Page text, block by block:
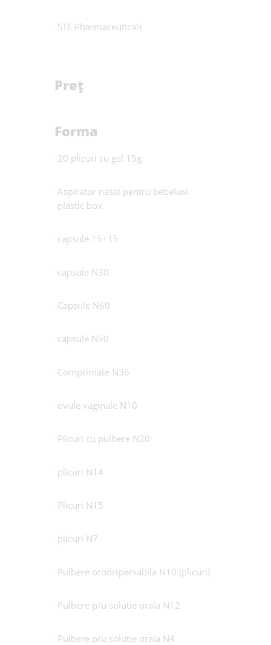
STE Pharmaceuticals
Preț
Forma
20 plicuri cu gel 15g.
Aspirator nasal pentru bebelusi
plastic box
capsule 15+15
capsule N30
Capsule N60
capsule N90
Comprimate N36
ovule vaginale N10
Plicuri cu pulbere N20
plicuri N14
Plicuri N15
plicuri N7
Pulbere orodispersabila N10 (plicuri)
Pulbere p/u solutie orala N12
Pulbere p/u solutie orala N4